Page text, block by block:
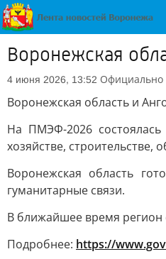
Воронежская
4 июня 2026, 13:52 Официально
Воронежская область и
На ПМЭФ-2026 состоялась
хозяйстве, строительстве,
Воронежская область
гуманитарные связи.
В ближайшее время регион
Подробнее: https://